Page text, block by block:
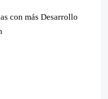
con más Desarrollo